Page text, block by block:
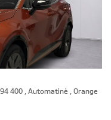
400 , Automatinė , Orange